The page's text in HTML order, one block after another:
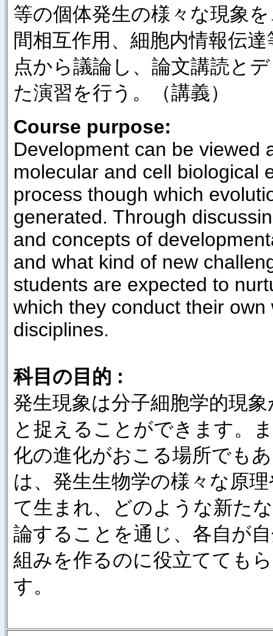
等の個体発生の様々な現象
間相互作用、細胞内情報伝
点から議論し、論文講読と
た演習を行う。（講義）
Course purpose:
Development can be viewed
molecular and cell biological
process though which
generated. Through
and concepts of
and what kind of new
students are expected to
which they conduct their own
disciplines.
科目の目的 :
発生現象は分子細胞学的現
と捉えることができます。
化の進化がおこる場所でも
は、発生生物学の様々な原
て生まれ、どのような新た
論することを通じ、各自が
組みを作るのに役立てても
す。